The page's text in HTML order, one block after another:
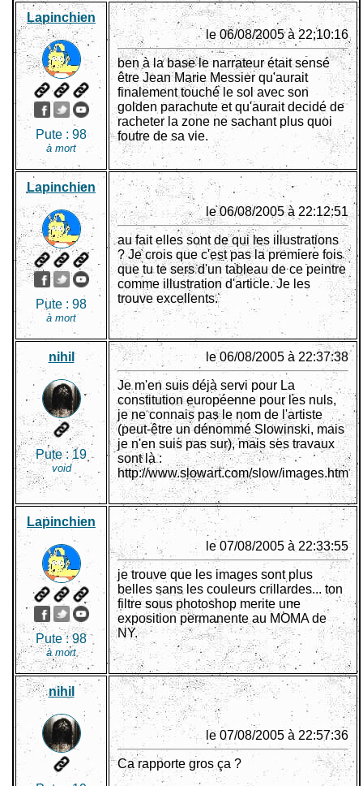
Lapinchien
Pute : 98
à mort
le 06/08/2005 à 22:10:16
ben à la base le narrateur était sensé
être Jean Marie Messier qu'aurait
finalement touché le sol avec son
golden parachute et qu'aurait decidé de
racheter la zone ne sachant plus quoi
foutre de sa vie.
Lapinchien
Pute : 98
à mort
le 06/08/2005 à 22:12:51
au fait elles sont de qui les illustrations
? Je crois que c'est pas la premiere fois
que tu te sers d'un tableau de ce peintre
comme illustration d'article. Je les
trouve excellents.
nihil
Pute :19
void
le 06/08/2005 à 22:37:38
Je m'en suis déjà servi pour La
constitution européenne pour les nuls,
je ne connais pas le nom de l'artiste
(peut-être un dénommé Slowinski, mais
je n'en suis pas sur), mais ses travaux
sont là :
http://www.slowart.com/slow/images.htm
Lapinchien
Pute :98
à mort
le 07/08/2005 à 22:33:55
je trouve que les images sont plus
belles sans les couleurs crillardes... ton
filtre sous photoshop merite une
exposition permanente au MOMA de
NY.
nihil
le 07/08/2005 à 22:57:36
Ca rapporte gros ça ?